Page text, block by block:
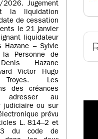
Jugement
la liquidation
de cessation
le 21 janvier
liquidateur
Hazane – Sylvie
Personne de
Hazane
Victor Hugo
Les
des créances
au
judiciaire ou sur
prévu
L. 814–2 et
du code de